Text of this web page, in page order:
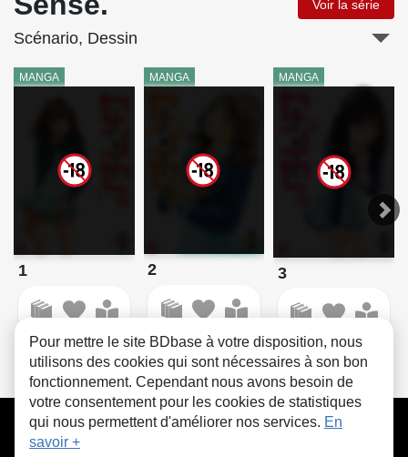
Voir la série
Scénario, Dessin
MANGA
1
MANGA
2
MANGA
3
CGU FAQ Contact Cookies
Pour mettre le site BDbase à votre disposition, nous
utilisons des cookies qui sont nécessaires à son bon
fonctionnement. Cependant nous avons besoin de
votre consentement pour les cookies de statistiques
qui nous permettent d'améliorer nos services. En
savoir +